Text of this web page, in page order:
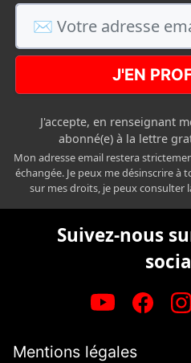
J'EN
J'accepte, en renseignant
abonné(e) à la lettre
Mon adresse email restera
échangée. Je peux me désinscrire
sur mes droits, je peux consulter
Suivez-nous
Mentions légales